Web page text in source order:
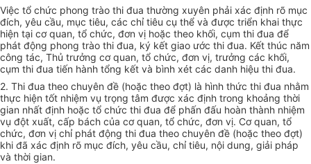
Việc tổ chức phong trào thi đua thường xuyên phải xác định rõ mục
đích, yêu cầu, mục tiêu, các chỉ tiêu cụ thể và được triển khai thực
hiện tại cơ quan, tổ chức, đơn vị hoặc theo khối, cụm thi đua để
phát động phong trào thi đua, ký kết giao ước thi đua. Kết thúc năm
công tác, Thủ trưởng cơ quan, tổ chức, đơn vị, trưởng các khối,
cụm thi đua tiến hành tổng kết và bình xét các danh hiệu thi đua.
2. Thi đua theo chuyên đề (hoặc theo đợt) là hình thức thi đua nhằm
thực hiện tốt nhiệm vụ trọng tâm được xác định trong khoảng thời
gian nhất định hoặc tổ chức thi đua để phấn đấu hoàn thành nhiệm
vụ đột xuất, cấp bách của cơ quan, tổ chức, đơn vị. Cơ quan, tổ
chức, đơn vị chỉ phát động thi đua theo chuyên đề (hoặc theo đợt)
khi đã xác định rõ mục đích, yêu cầu, chỉ tiêu, nội dung, giải pháp
và thời gian.